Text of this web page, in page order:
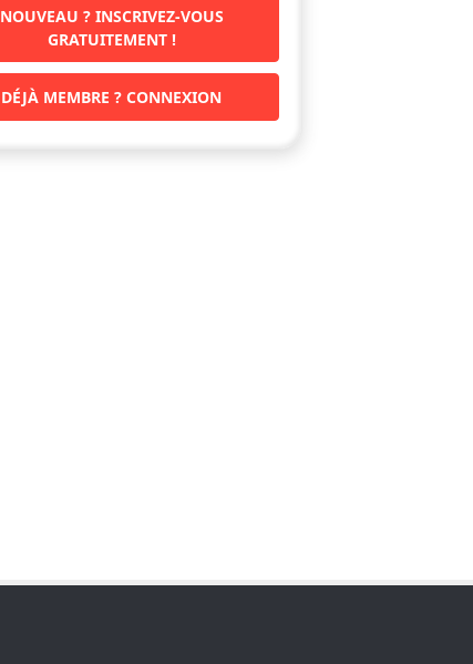
NOUVEAU ? INSCRIVEZ-VOUS
GRATUITEMENT !
DÉJÀ MEMBRE ? CONNEXION